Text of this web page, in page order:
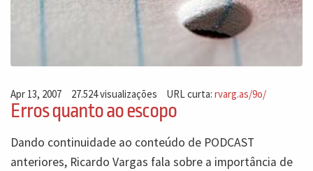
Apr 13, 2007 27.524 visualizações URL curta:rvarg.as/9o/
Erros quanto ao escopo
Dando continuidade ao conteúdo de PODCAST
anteriores, Ricardo Vargas fala sobre a importância de